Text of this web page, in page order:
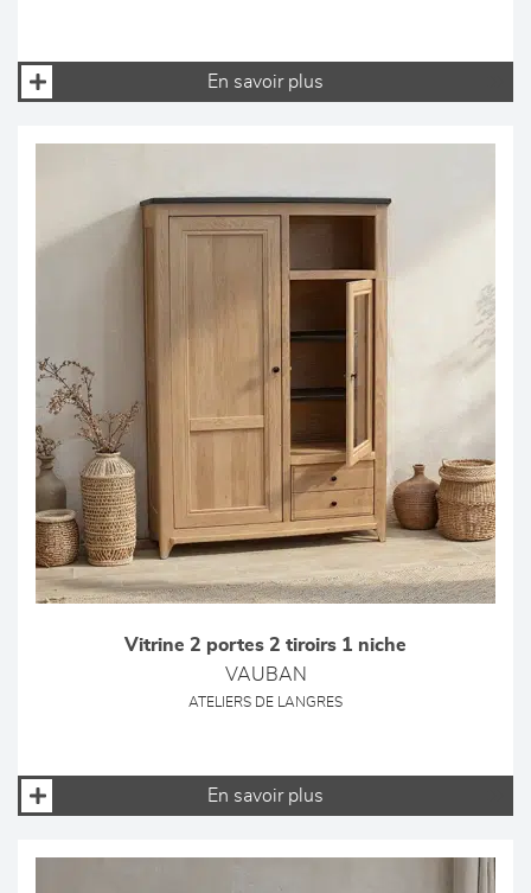
En savoir plus
Vitrine 2 portes 2 tiroirs 1 niche
VAUBAN
ATELIERS DE LANGRES
En savoir plus